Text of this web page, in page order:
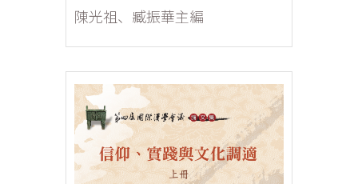
陳光祖、臧振華主編